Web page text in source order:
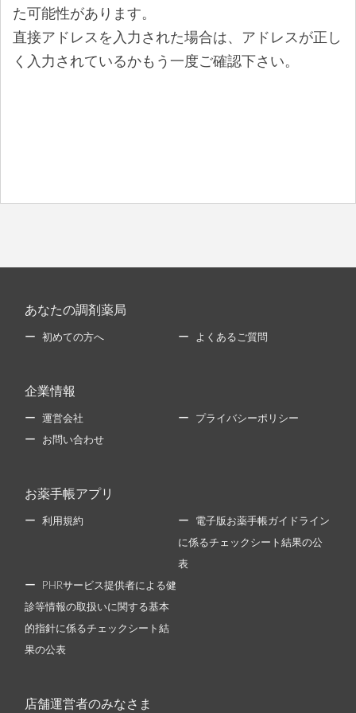
た可能性があります。
直接アドレスを入力された場合は、アドレスが正し
く入力されているかもう一度ご確認下さい。
あなたの調剤薬局
初めての方へ よくあるご質問
企業情報
運営会社 プライバシーポリシー
お問い合わせ
お薬手帳アプリ
利用規約 電子版お薬手帳ガイドライン
に係るチェックシート結果の公
表
PHRサービス提供者による健
診等情報の取扱いに関する基本
的指針に係るチェックシート結
果の公表
店舗運営者のみなさま